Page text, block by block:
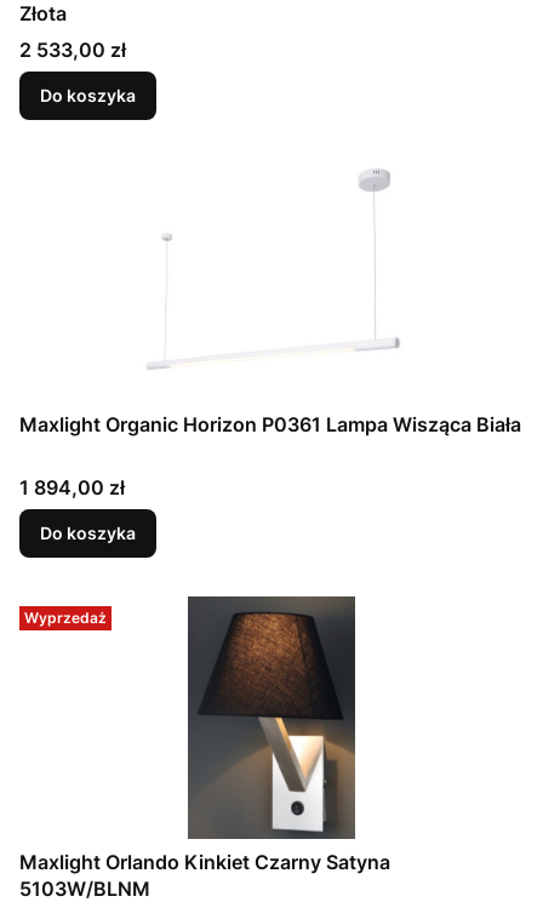
Złota
Cena
2 533,00 zł
Do koszyka
Maxlight Organic Horizon P0361 Lampa Wisząca Biała
Cena
1 894,00 zł
Do koszyka
Wyprzedaż
Maxlight Orlando Kinkiet Czarny Satyna
5103W/BLNM